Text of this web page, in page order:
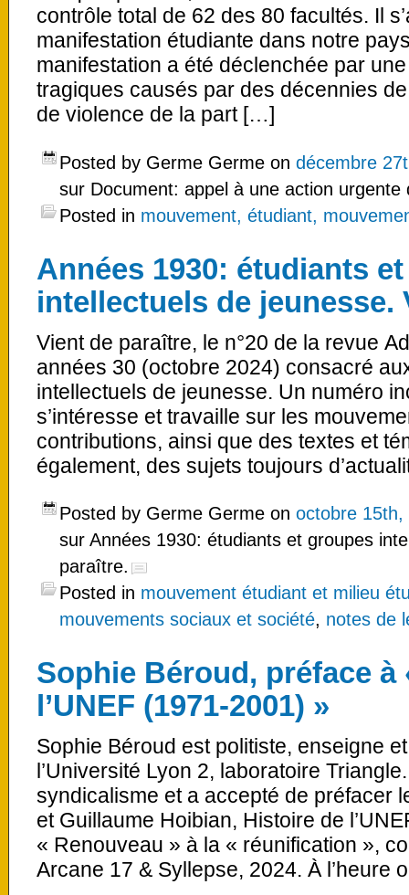
contrôle total de 62 des 80 facultés. Il
manifestation étudiante dans notre
manifestation a été déclenchée par
tragiques causés par des décennies
de violence de la part […]
Posted by Germe Germe on décembre
sur Document: appel à une action urgente
Posted in mouvement, étudiant,
Années 1930: étudiants
intellectuels de jeunesse.
Vient de paraître, le n°20 de la revue
années 30 (octobre 2024) consacré
intellectuels de jeunesse. Un numéro
s’intéresse et travaille sur les
contributions, ainsi que des textes et
également, des sujets toujours
Posted by Germe Germe on octobre 15th,
sur Années 1930: étudiants et groupes
paraître.
Posted in mouvement étudiant et milieu
mouvements sociaux et société, notes de
Sophie Béroud, préface à
l’UNEF (1971-2001) »
Sophie Béroud est politiste, enseigne
l’Université Lyon 2, laboratoire
syndicalisme et a accepté de préfacer
et Guillaume Hoibian, Histoire de
« Renouveau » à la « réunification »,
Arcane 17 & Syllepse, 2024. À l’heure